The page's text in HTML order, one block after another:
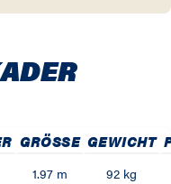
GRÖSSE GEWICHT
1.97 m
92 kg